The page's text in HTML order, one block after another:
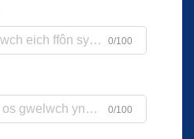
0/100
0/100